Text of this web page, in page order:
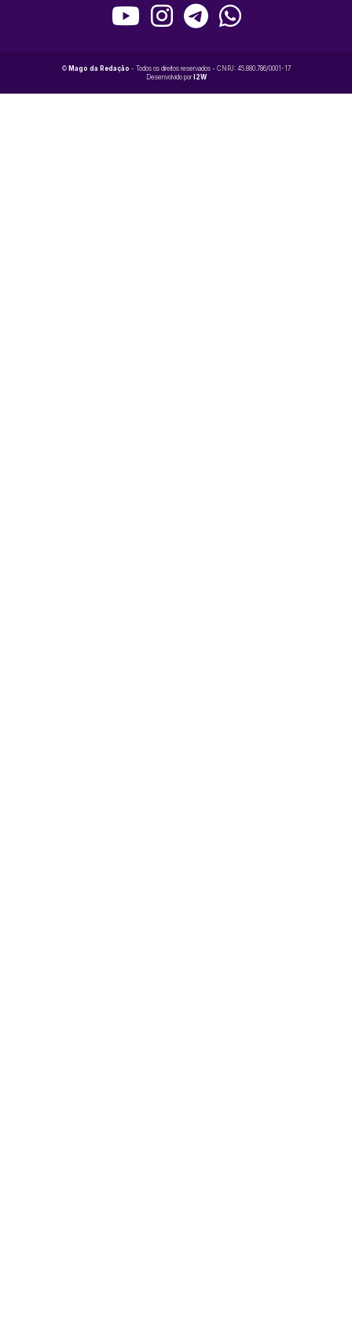
© Mago da Redação - Todos os direitos reservados - CNPJ: 45.880.786/0001-17
Desenvolvido por I2W